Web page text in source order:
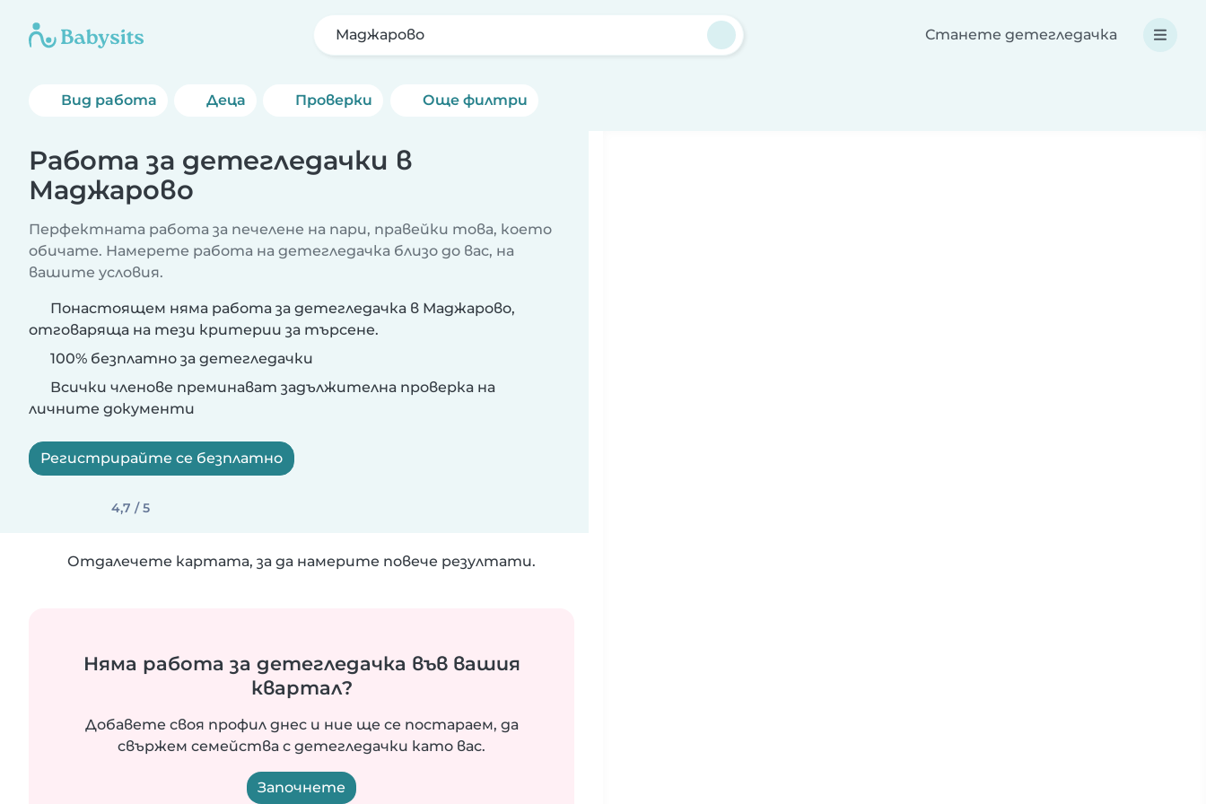
Маджарово Станете детегледачка
Вид работа Деца Проверки Още филтри
Работа за детегледачки в
Маджарово
Перфектната работа за печелене на пари, правейки това, което
обичате. Намерете работа на детегледачка близо до вас, на
вашите условия.
Понастоящем няма работа за детегледачка в Маджарово,
отговаряща на тези критерии за търсене.
100% безплатно за детегледачки
Всички членове преминават задължителна проверка на
личните документи
Регистрирайте се безплатно
4,7 / 5
Отдалечете картата, за да намерите повече резултати.
Няма работа за детегледачка във вашия
квартал?
Добавете своя профил днес и ние ще се постараем, да
свържем семейства с детегледачки като вас.
Започнете